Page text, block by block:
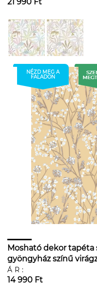
NÉZD MEG A
FALADON
Mosható dekor tapéta
gyöngyház színű
ÁR:
14 990 Ft